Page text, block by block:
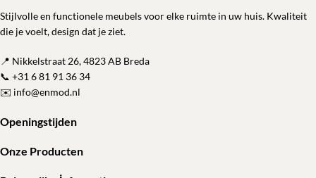
Stijlvolle en functionele meubels voor elke ruimte in uw huis. Kwaliteit
die je voelt, design dat je ziet.
📍 Nikkelstraat 26, 4823 AB Breda
📞 +31 6 81 91 36 34
✉️ info@enmod.nl
Openingstijden
Onze Producten